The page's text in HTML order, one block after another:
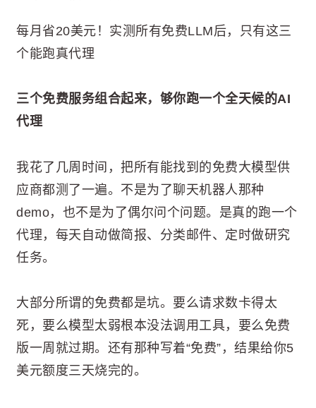
每月省20美元！实测所有免费LLM后，只有这三
个能跑真代理
三个免费服务组合起来，够你跑一个全天候的AI
代理
我花了几周时间，把所有能找到的免费大模型供
应商都测了一遍。不是为了聊天机器人那种
demo，也不是为了偶尔问个问题。是真的跑一个
代理，每天自动做简报、分类邮件、定时做研究
任务。
大部分所谓的免费都是坑。要么请求数卡得太
死，要么模型太弱根本没法调用工具，要么免费
版一周就过期。还有那种写着“免费”，结果给你5
美元额度三天烧完的。